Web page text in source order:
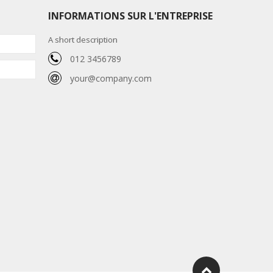
INFORMATIONS SUR L'ENTREPRISE
A short description
012 3456789
your@company.com